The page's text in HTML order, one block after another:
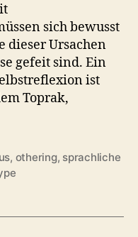
sich bewusst
dieser Ursachen
gefeit sind. Ein
ist
Toprak,
, othering, sprachliche